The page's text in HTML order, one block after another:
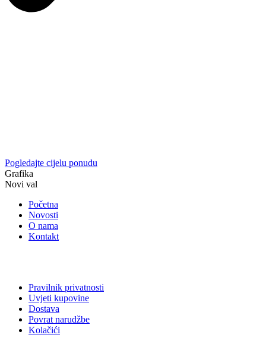
Pogledajte cijelu ponudu
Grafika
Novi val
Početna
Novosti
O nama
Kontakt
Pravilnik privatnosti
Uvjeti kupovine
Dostava
Povrat narudžbe
Kolačići